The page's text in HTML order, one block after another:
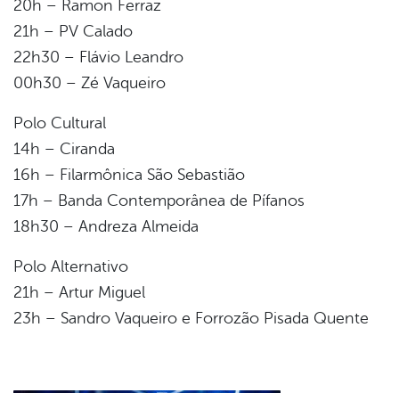
20h – Ramon Ferraz
21h – PV Calado
22h30 – Flávio Leandro
00h30 – Zé Vaqueiro
Polo Cultural
14h – Ciranda
16h – Filarmônica São Sebastião
17h – Banda Contemporânea de Pífanos
18h30 – Andreza Almeida
Polo Alternativo
21h – Artur Miguel
23h – Sandro Vaqueiro e Forrozão Pisada Quente